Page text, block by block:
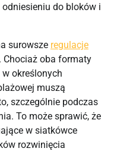
do bloków i
surowsze regulacje
Chociaż oba formaty
określonych
muszą
szczególnie podczas
To może sprawić, że
w siatkówce
rozwinięcia